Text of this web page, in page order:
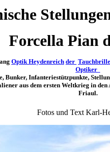
Forcella Pian
Optik Heydenreich der
Optiker
Bunker, Infanteriestützpunkte,
aus dem ersten Weltkrieg in den
Friaul.
Fotos und Text Karl-